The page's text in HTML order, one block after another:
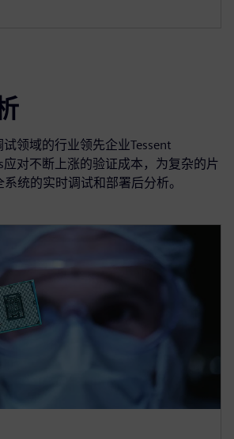
试领域的行业领先企业Tessent
应对不断上涨的验证成本，为复杂的片
系统的实时调试和部署后分析。